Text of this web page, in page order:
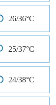
26/36°C
25/37°C
24/38°C